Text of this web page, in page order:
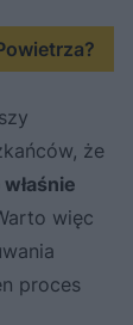
że
więc
proces